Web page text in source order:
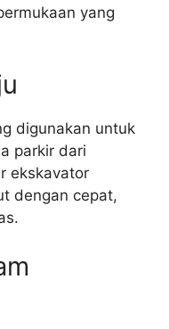
yang
digunakan untuk
parkir dari
ekskavator
dengan cepat,